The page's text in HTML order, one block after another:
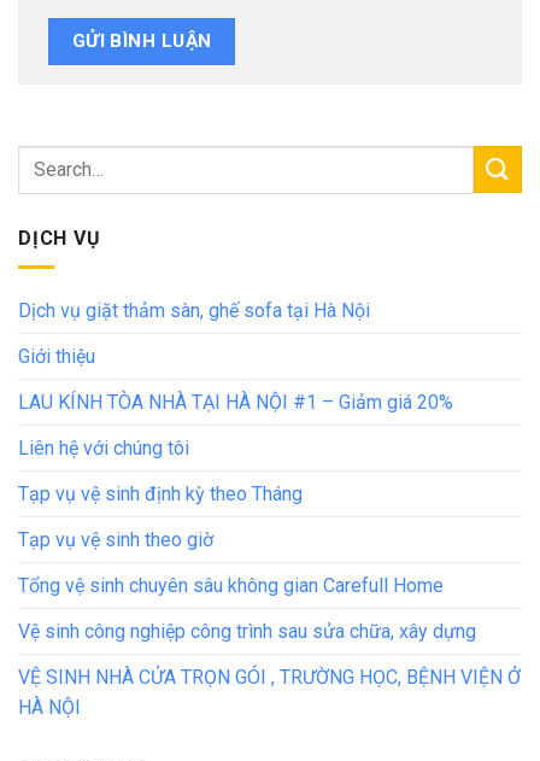
DỊCH VỤ
Dịch vụ giặt thảm sàn, ghế sofa tại Hà Nội
Giới thiệu
LAU KÍNH TÒA NHÀ TẠI HÀ NỘI #1 – Giảm giá 20%
Liên hệ với chúng tôi
Tạp vụ vệ sinh định kỳ theo Tháng
Tạp vụ vệ sinh theo giờ
Tổng vệ sinh chuyên sâu không gian Carefull Home
Vệ sinh công nghiệp công trình sau sửa chữa, xây dựng
VỆ SINH NHÀ CỬA TRỌN GÓI , TRƯỜNG HỌC, BỆNH VIỆN Ở
HÀ NỘI